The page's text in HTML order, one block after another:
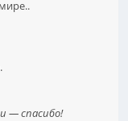
— спасибо!